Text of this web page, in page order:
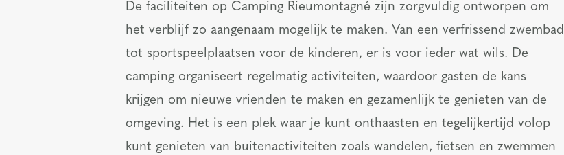
De faciliteiten op Camping Rieumontagné zijn zorgvuldig ontworpen om
het verblijf zo aangenaam mogelijk te maken. Van een verfrissend zwembad
tot sportspeelplaatsen voor de kinderen, er is voor ieder wat wils. De
camping organiseert regelmatig activiteiten, waardoor gasten de kans
krijgen om nieuwe vrienden te maken en gezamenlijk te genieten van de
omgeving. Het is een plek waar je kunt onthaasten en tegelijkertijd volop
kunt genieten van buitenactiviteiten zoals wandelen, fietsen en zwemmen